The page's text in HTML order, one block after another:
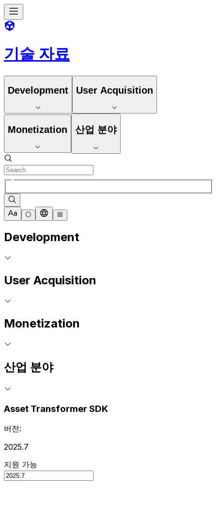
기술 자료
Development User Acquisition
Monetization 산업 분야
Development
User Acquisition
Monetization
산업 분야
Asset Transformer SDK
버전:
2025.7
지원 가능